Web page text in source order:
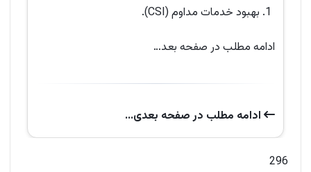
بهبود خدمات مداوم (CSI).
ادامه مطلب در صفحه بعد…
ادامه‌ مطلب در صفحه‌ بعدی...
296